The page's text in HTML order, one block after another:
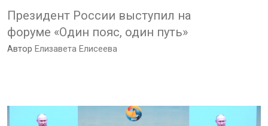
Президент России выступил на
форуме «Один пояс, один путь»
Автор Елизавета Елисеева